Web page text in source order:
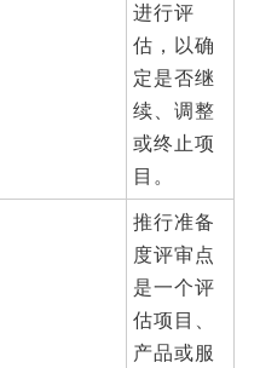
进行评
估，以确
定是否继
续、调整
或终止项
目。
推行准备
度评审点
是一个评
估项目、
产品或服